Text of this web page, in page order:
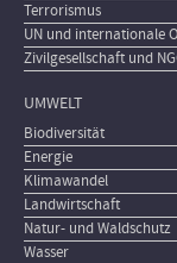
Terrorismus
UN und internationale
Zivilgesellschaft und
UMWELT
Biodiversität
Energie
Klimawandel
Landwirtschaft
Natur- und Waldschutz
Wasser